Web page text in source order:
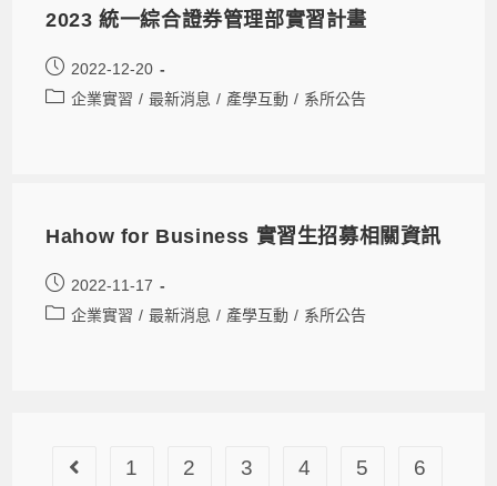
2023 統一綜合證券管理部實習計畫
2022-12-20
企業實習 / 最新消息 / 產學互動 / 系所公告
Hahow for Business 實習生招募相關資訊
2022-11-17
企業實習 / 最新消息 / 產學互動 / 系所公告
1 2 3 4 5
6